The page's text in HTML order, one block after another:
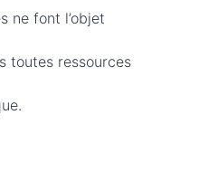
ne font l’objet
toutes ressources